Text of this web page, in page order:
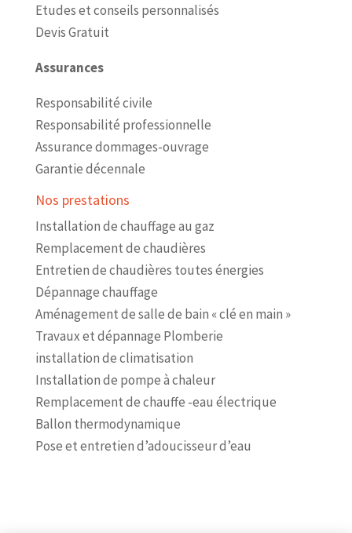
Etudes et conseils personnalisés
Devis Gratuit
Assurances
Responsabilité civile
Responsabilité professionnelle
Assurance dommages-ouvrage
Garantie décennale
Nos prestations
Installation de chauffage au gaz
Remplacement de chaudières
Entretien de chaudières toutes énergies
Dépannage chauffage
Aménagement de salle de bain « clé en main »
Travaux et dépannage Plomberie
installation de climatisation
Installation de pompe à chaleur
Remplacement de chauffe -eau électrique
Ballon thermodynamique
Pose et entretien d’adoucisseur d’eau